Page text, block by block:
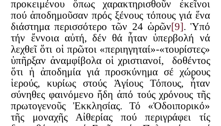
προκειμένου ὅπως χαρακτηρισθοῦν ἐκεῖνοι
πού ἀποδημοῦσαν πρός ξένους τόπους γιά ἕνα
διάστημα περισσότερο τῶν 24 ὡρῶν[9]. Ὑπό
τήν ἔννοια αὐτή, δέν θά ἦταν ὑπερβολή νά
λεχθεῖ ὅτι οἱ πρῶτοι «περιηγηταί»-«τουρίστες»
ὑπῆρξαν ἀναμφίβολα οἱ χριστιανοί, δοθέντος
ὅτι ἡ ἀποδημία γιά προσκύνημα σέ χώρους
ἱερούς, κυρίως στούς Ἁγίους Τόπους, ἦταν
σύνηθες φαινόμενο ἤδη ἀπό τούς χρόνους τῆς
πρωτογενοῦς Ἐκκλησίας. Τό «Ὁδοιπορικό»
τῆς μοναχῆς Αἰθερίας πού περιγράφει τίς